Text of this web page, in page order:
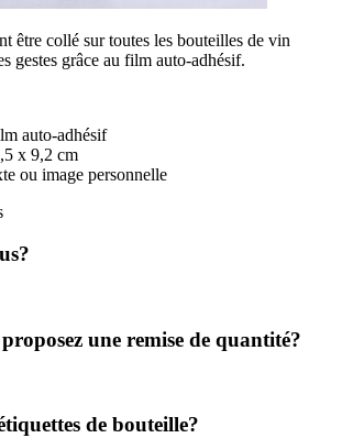
être collé sur toutes les bouteilles de vin
gestes grâce au film auto-adhésif.
auto-adhésif
x 9,2 cm
ou image personnelle
une remise de quantité?
de bouteille?